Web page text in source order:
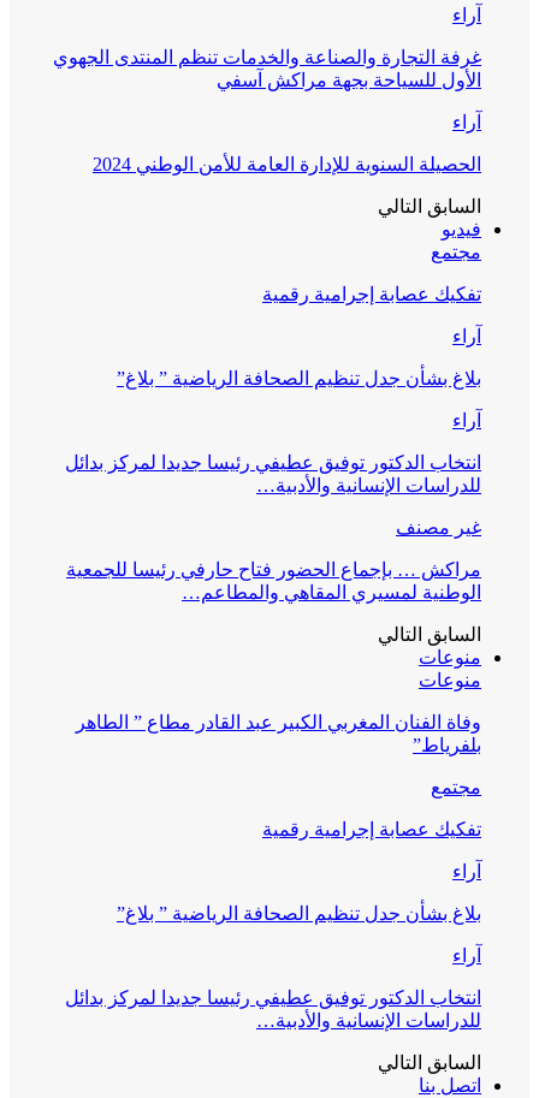
آراء
غرفة التجارة والصناعة والخدمات تنظم المنتدى الجهوي
الأول للسياحة بجهة مراكش آسفي
آراء
الحصيلة السنوية للإدارة العامة للأمن الوطني 2024
السابق التالي
فيديو
مجتمع
تفكيك عصابة إجرامية رقمية
آراء
بلاغ بشأن جدل تنظيم الصحافة الرياضية ” بلاغ”
آراء
انتخاب الدكتور توفيق عطيفي رئيسا جديدا لمركز بدائل
للدراسات الإنسانية والأدبية…
غير مصنف
مراكش … بإجماع الحضور فتاح حارفي رئيسا للجمعية
الوطنية لمسيري المقاهي والمطاعم…
السابق التالي
منوعات
منوعات
وفاة الفنان المغربي الكبير عبد القادر مطاع ” الطاهر
بلفرياط”
مجتمع
تفكيك عصابة إجرامية رقمية
آراء
بلاغ بشأن جدل تنظيم الصحافة الرياضية ” بلاغ”
آراء
انتخاب الدكتور توفيق عطيفي رئيسا جديدا لمركز بدائل
للدراسات الإنسانية والأدبية…
السابق التالي
اتصل بنا